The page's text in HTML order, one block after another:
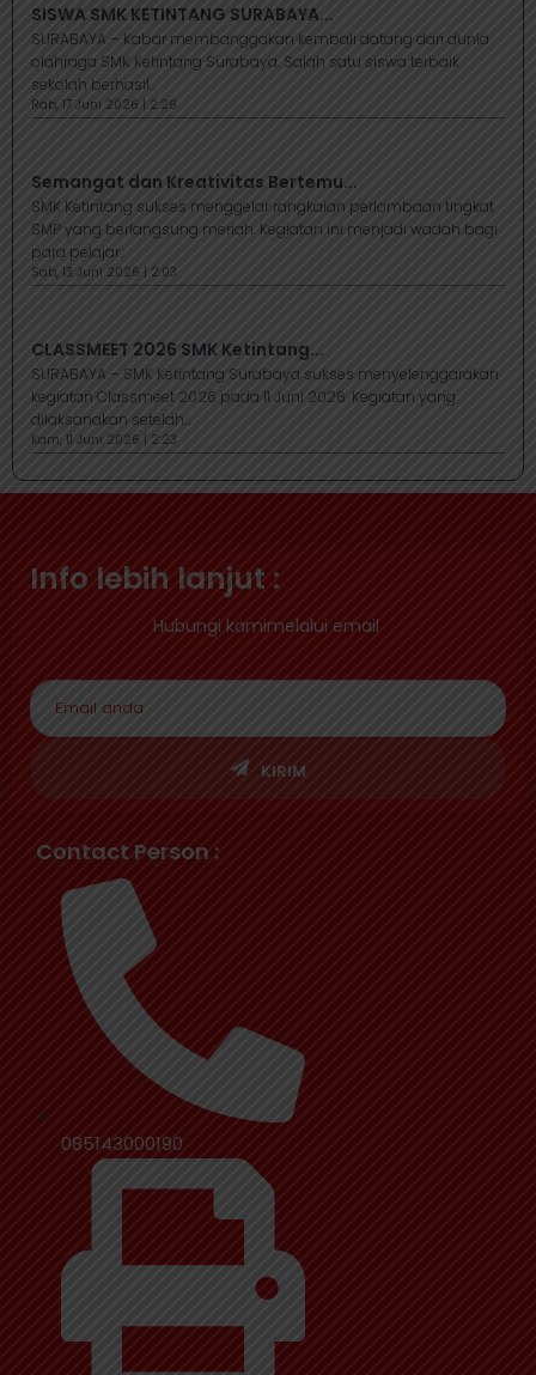
SISWA SMK KETINTANG SURABAYA...
SURABAYA – Kabar membanggakan kembali datang dari dunia
olahraga SMK Ketintang Surabaya. Salah satu siswa terbaik
sekolah berhasil...
Rab, 17 Juni 2026 | 2:29
Semangat dan Kreativitas Bertemu...
SMK Ketintang sukses menggelar rangkaian perlombaan tingkat
SMP yang berlangsung meriah. Kegiatan ini menjadi wadah bagi
para pelajar...
Sab, 13 Juni 2026 | 2:03
CLASSMEET 2026 SMK Ketintang...
SURABAYA – SMK Ketintang Surabaya sukses menyelenggarakan
kegiatan Classmeet 2026 pada 11 Juni 2026. Kegiatan yang
dilaksanakan setelah...
Kam, 11 Juni 2026 | 2:23
Info lebih lanjut :
Hubungi kamimelalui email
KIRIM
Contact Person :
085143000190